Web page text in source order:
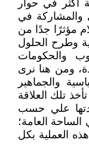
أكثر في حوار
والمشاركة في
مؤثرًا جدًا من
وطرح الحلول
والحكومات
ومن هنا نرى
والجماهير
تلك العلاقة
علي حسب
الساحة العامة؛
العملية بكل